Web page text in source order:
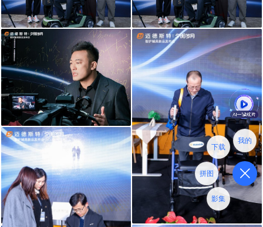
我的
下载
拼图
影集